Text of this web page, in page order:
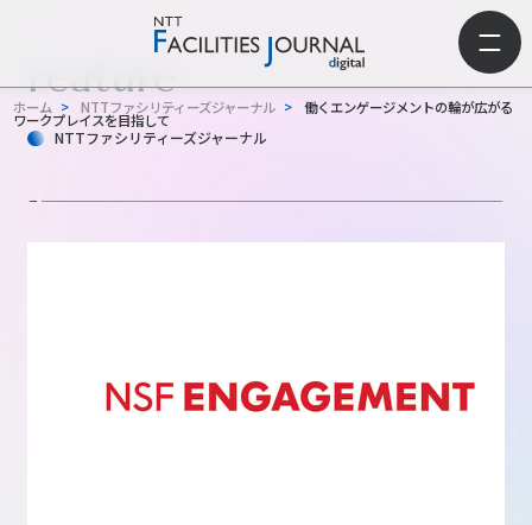
ホーム > NTTファシリティーズジャーナル > 働くエンゲージメントの輪が広がる
ワークプレイスを目指して
Feature
NTTファシリティーズジャーナル